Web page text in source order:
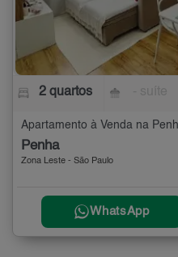
2 quartos
Apartamento à Venda na
Penha
Zona Leste - São Paulo
WhatsApp